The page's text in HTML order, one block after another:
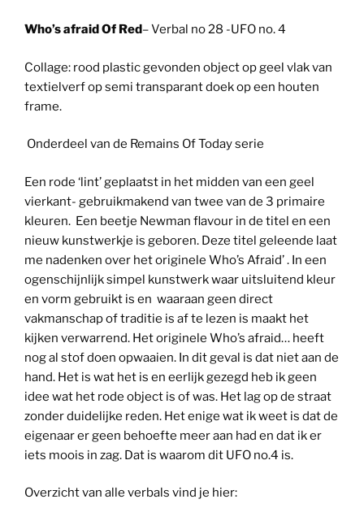
Who’s afraid Of Red – Verbal no 28 -UFO no. 4
Collage: rood plastic gevonden object op geel vlak van
textielverf op semi transparant doek op een houten
frame.
Onderdeel van de Remains Of Today serie
Een rode ‘lint’ geplaatst in het midden van een geel
vierkant- gebruikmakend van twee van de 3 primaire
kleuren. Een beetje Newman flavour in de titel en een
nieuw kunstwerkje is geboren. Deze titel geleende laat
me nadenken over het originele Who’s Afraid’ . In een
ogenschijnlijk simpel kunstwerk waar uitsluitend kleur
en vorm gebruikt is en waaraan geen direct
vakmanschap of traditie is af te lezen is maakt het
kijken verwarrend. Het originele Who’s afraid… heeft
nog al stof doen opwaaien. In dit geval is dat niet aan de
hand. Het is wat het is en eerlijk gezegd heb ik geen
idee wat het rode object is of was. Het lag op de straat
zonder duidelijke reden. Het enige wat ik weet is dat de
eigenaar er geen behoefte meer aan had en dat ik er
iets moois in zag. Dat is waarom dit UFO no.4 is.
Overzicht van alle verbals vind je hier: